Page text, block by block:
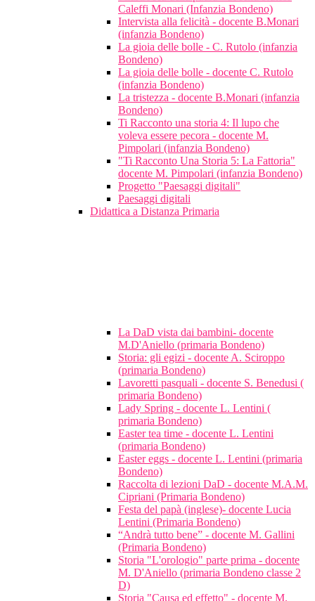
Caleffi Monari (Infanzia Bondeno)
Intervista alla felicità - docente B.Monari
(infanzia Bondeno)
La gioia delle bolle - C. Rutolo (infanzia
Bondeno)
La gioia delle bolle - docente C. Rutolo
(infanzia Bondeno)
La tristezza - docente B.Monari (infanzia
Bondeno)
Ti Racconto una storia 4: Il lupo che
voleva essere pecora - docente M.
Pimpolari (infanzia Bondeno)
"Ti Racconto Una Storia 5: La Fattoria"
docente M. Pimpolari (infanzia Bondeno)
Progetto "Paesaggi digitali"
Paesaggi digitali
Didattica a Distanza Primaria
La DaD vista dai bambini- docente
M.D'Aniello (primaria Bondeno)
Storia: gli egizi - docente A. Sciroppo
(primaria Bondeno)
Lavoretti pasquali - docente S. Benedusi (
primaria Bondeno)
Lady Spring - docente L. Lentini (
primaria Bondeno)
Easter tea time - docente L. Lentini
(primaria Bondeno)
Easter eggs - docente L. Lentini (primaria
Bondeno)
Raccolta di lezioni DaD - docente M.A.M.
Cipriani (Primaria Bondeno)
Festa del papà (inglese)- docente Lucia
Lentini (Primaria Bondeno)
“Andrà tutto bene” - docente M. Gallini
(Primaria Bondeno)
Storia "L'orologio" parte prima - docente
M. D'Aniello (primaria Bondeno classe 2
D)
Storia "Causa ed effetto" - docente M.